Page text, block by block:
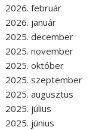
2026. február
2026. január
2025. december
2025. november
2025. október
2025. szeptember
2025. augusztus
2025. július
2025. június